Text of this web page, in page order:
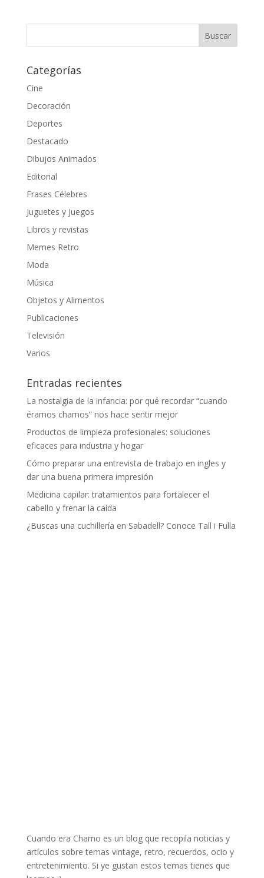
Categorías
Cine
Decoración
Deportes
Destacado
Dibujos Animados
Editorial
Frases Célebres
Juguetes y Juegos
Libros y revistas
Memes Retro
Moda
Música
Objetos y Alimentos
Publicaciones
Televisión
Varios
Entradas recientes
La nostalgia de la infancia: por qué recordar “cuando
éramos chamos” nos hace sentir mejor
Productos de limpieza profesionales: soluciones
eficaces para industria y hogar
Cómo preparar una entrevista de trabajo en ingles y
dar una buena primera impresión
Medicina capilar: tratamientos para fortalecer el
cabello y frenar la caída
¿Buscas una cuchillería en Sabadell? Conoce Tall i Fulla
Cuando era Chamo es un blog que recopila noticias y
artículos sobre temas vintage, retro, recuerdos, ocio y
entretenimiento. Si ye gustan estos temas tienes que